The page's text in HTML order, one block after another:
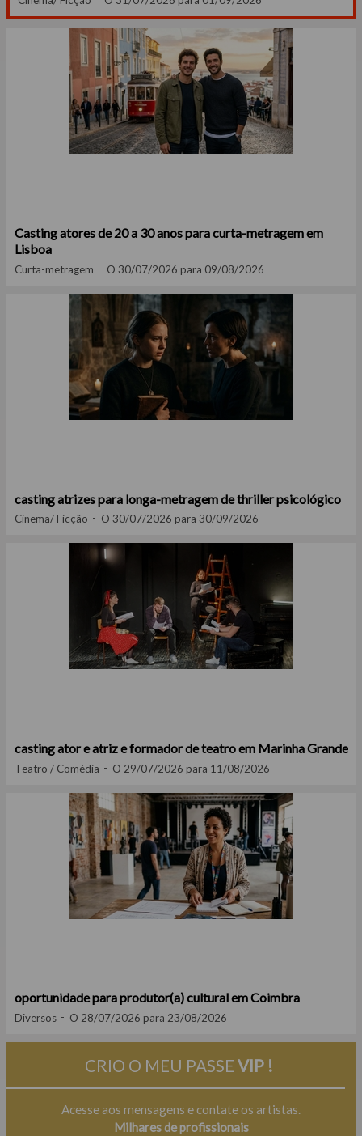
Casting atores de 20 a 30 anos para curta-metragem em
Lisboa
Curta-metragem O 30/07/2026 para 09/08/2026
casting atrizes para longa-metragem de thriller psicológico
Cinema/ Ficção O 30/07/2026 para 30/09/2026
casting ator e atriz e formador de teatro em Marinha Grande
Teatro / Comédia O 29/07/2026 para 11/08/2026
oportunidade para produtor(a) cultural em Coimbra
Diversos O 28/07/2026 para 23/08/2026
CRIO O MEU PASSE VIP !
Acesse aos mensagens e contate os artistas.
Milhares de profissionais